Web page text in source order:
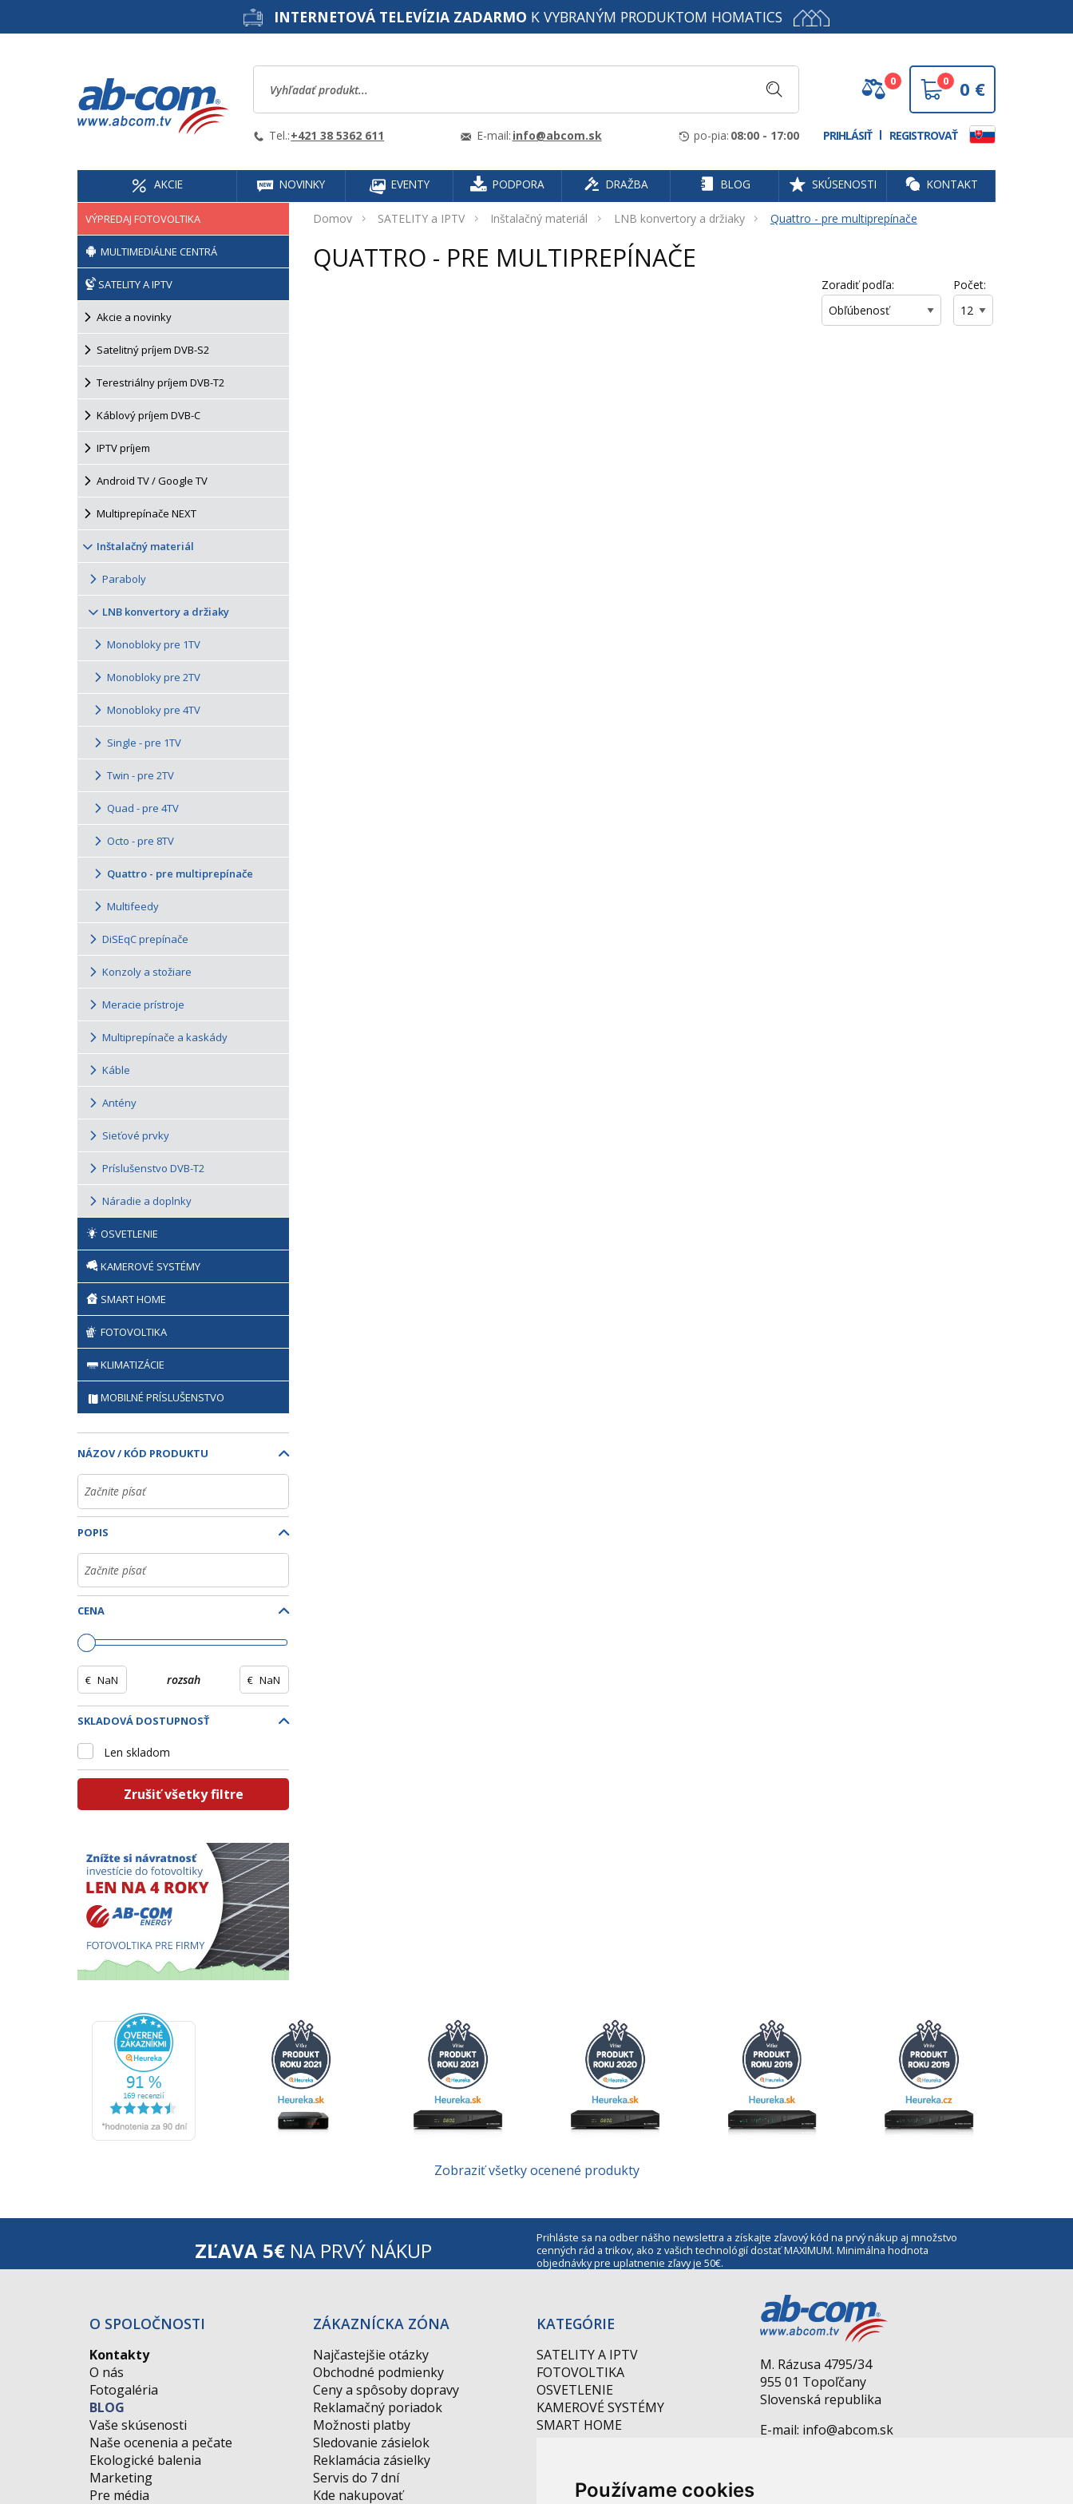
Používame cookies
INTERNETOVÁ TELEVÍZIA ZADARMO K VYBRANÝM PRODUKTOM HOMATICS
Tel.:+421 38 5362 611 E-mail: info@abcom.sk po-pia: 08:00 - 17:00
0 0 0 €
PRIHLÁSIŤ REGISTROVAŤ
AKCIE NOVINKY EVENTY PODPORA DRAŽBA BLOG SKÚSENOSTI KONTAKT
Domov SATELITY a IPTV Inštalačný materiál LNB konvertory a držiaky Quattro - pre multiprepínače
QUATTRO - PRE MULTIPREPÍNAČE
Zoradiť podľa: Počet:
VÝPREDAJ FOTOVOLTIKA
MULTIMEDIÁLNE CENTRÁ
SATELITY A IPTV
Akcie a novinky
Satelitný príjem DVB-S2
Terestriálny príjem DVB-T2
Káblový príjem DVB-C
IPTV príjem
Android TV / Google TV
Multiprepínače NEXT
Inštalačný materiál
Paraboly
LNB konvertory a držiaky
Monobloky pre 1TV
Monobloky pre 2TV
Monobloky pre 4TV
Single - pre 1TV
Twin - pre 2TV
Quad - pre 4TV
Octo - pre 8TV
Quattro - pre multiprepínače
Multifeedy
DiSEqC prepínače
Konzoly a stožiare
Meracie prístroje
Multiprepínače a kaskády
Káble
Antény
Sieťové prvky
Príslušenstvo DVB-T2
Náradie a doplnky
OSVETLENIE
KAMEROVÉ SYSTÉMY
SMART HOME
FOTOVOLTIKA
KLIMATIZÁCIE
MOBILNÉ PRÍSLUŠENSTVO
NÁZOV / KÓD PRODUKTU
POPIS
CENA
€ rozsah €
SKLADOVÁ DOSTUPNOSŤ
Len skladom
Zrušiť všetky filtre
Zobraziť všetky ocenené produkty
ZĽAVA 5€NA PRVÝ NÁKUP
Prihláste sa na odber nášho newslettra a získajte zľavový kód na prvý nákup aj množstvo
cenných rád a trikov, ako z vašich technológií dostať MAXIMUM. Minimálna hodnota
objednávky pre uplatnenie zľavy je 50€.
O SPOLOČNOSTI
Kontakty
O nás
Fotogaléria
BLOG
Vaše skúsenosti
Naše ocenenia a pečate
Ekologické balenia
Marketing
Pre média
ZÁKAZNÍCKA ZÓNA
Najčastejšie otázky
Obchodné podmienky
Ceny a spôsoby dopravy
Reklamačný poriadok
Možnosti platby
Sledovanie zásielok
Reklamácia zásielky
Servis do 7 dní
Kde nakupovať
KATEGÓRIE
SATELITY A IPTV
FOTOVOLTIKA
OSVETLENIE
KAMEROVÉ SYSTÉMY
SMART HOME
M. Rázusa 4795/34
955 01 Topoľčany
Slovenská republika
E-mail: info@abcom.sk